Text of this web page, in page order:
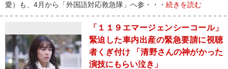
愛）も、4月から「外国語対応救急隊」へ参・・・ 続きを読む
「１１９エマージェンシーコール」
緊迫した車内出産の緊急要請に視聴
者くぎ付け 「清野さんの神がかった
演技にもらい泣き」